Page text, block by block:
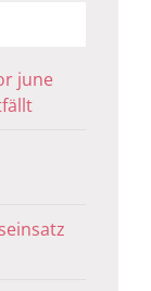
june